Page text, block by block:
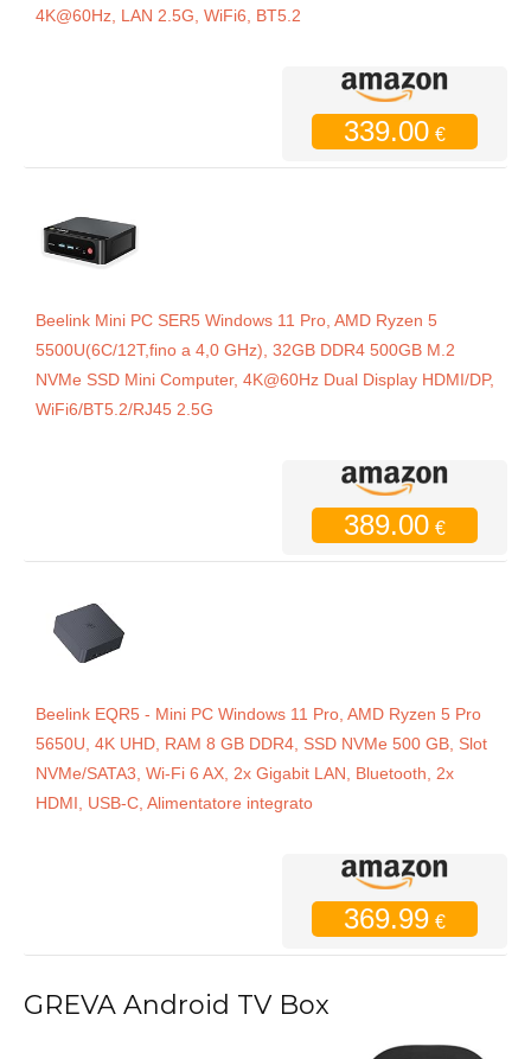
4K@60Hz, LAN 2.5G, WiFi6, BT5.2
339.00 €
Beelink Mini PC SER5 Windows 11 Pro, AMD Ryzen 5
5500U(6C/12T,fino a 4,0 GHz), 32GB DDR4 500GB M.2
NVMe SSD Mini Computer, 4K@60Hz Dual Display HDMI/DP,
WiFi6/BT5.2/RJ45 2.5G
389.00 €
Beelink EQR5 - Mini PC Windows 11 Pro, AMD Ryzen 5 Pro
5650U, 4K UHD, RAM 8 GB DDR4, SSD NVMe 500 GB, Slot
NVMe/SATA3, Wi-Fi 6 AX, 2x Gigabit LAN, Bluetooth, 2x
HDMI, USB-C, Alimentatore integrato
369.99 €
GREVA Android TV Box